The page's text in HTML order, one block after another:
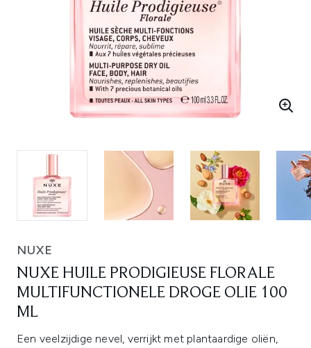
NUXE
NUXE HUILE PRODIGIEUSE FLORALE
MULTIFUNCTIONELE DROGE OLIE 100
ML
Een veelzijdige nevel, verrijkt met plantaardige oliën,